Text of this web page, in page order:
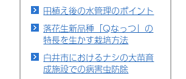
田植え後の水管理のポイント
落花生新品種「Qなっつ」の
特長を生かす栽培方法
白井市におけるナシの大苗育
成施設での病害虫防除